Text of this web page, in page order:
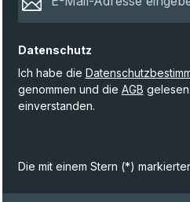
Datenschutz
Ich habe die
genommen und die AGB
einverstanden.
Die mit einem Stern (*)